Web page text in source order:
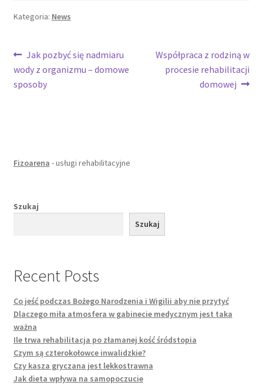
Kategoria: News
Nawigacja
wpisu
Poprzedni
wpis:
Jak pozbyć się nadmiaru
wody z organizmu – domowe
sposoby
Następny
wpis:
Współpraca z rodziną w
procesie rehabilitacji
domowej
Fizoarena - usługi rehabilitacyjne
Szukaj
Szukaj
Recent Posts
Co jeść podczas Bożego Narodzenia i Wigilii aby nie przytyć
Dlaczego miła atmosfera w gabinecie medycznym jest taka
ważna
Ile trwa rehabilitacja po złamanej kość śródstopia
Czym są czterokołowce inwalidzkie?
Czy kasza gryczana jest lekkostrawna
Jak dieta wpływa na samopoczucie